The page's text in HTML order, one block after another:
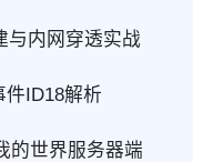
与内网穿透实战
件ID18解析
的世界服务器端